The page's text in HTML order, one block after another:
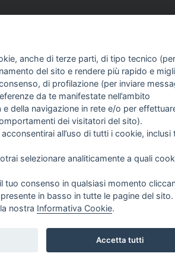
medici e dispositivi medico – diagnostici in
carattere né natura di pubblicità. Tutti i contenuti
venduti da RAM Apparecchi Medicali srl attraverso
GUIDA AGLI ACQUISTI
PROCEDURA DI ACQUISTO
DIRITTO DI RECESSO
GESTIONE RESI
anche di terze parti, di tipo tecnico (per
del sito e rendere più rapido e
di profilazione (per inviare
da te manifestate nell’ambito
e della navigazione in rete e/o per
dei visitatori del sito).
all’uso di tutti i cookie, inclusi
selezionare analiticamente a quali
tuo consenso in qualsiasi momento
presente in basso in tutte le pagine del sito.
nostra Informativa Cookie.
Accetta tutti